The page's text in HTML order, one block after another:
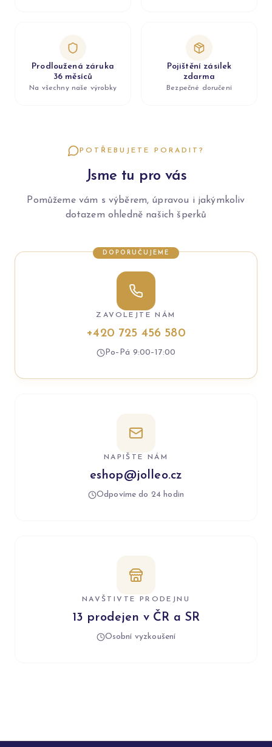
Prodloužená záruka
36 měsíců
Na všechny naše výrobky
Pojištění zásilek
zdarma
Bezpečné doručení
POTŘEBUJETE PORADIT?
Jsme tu pro vás
Pomůžeme vám s výběrem, úpravou i jakýmkoliv
dotazem ohledně našich šperků
DOPORUČUJEME
ZAVOLEJTE NÁM
+420 725 456 580
Po–Pá 9:00–17:00
NAPIŠTE NÁM
eshop@jolleo.cz
Odpovíme do 24 hodin
NAVŠTIVTE PRODEJNU
13 prodejen v ČR a SR
Osobní vyzkoušení